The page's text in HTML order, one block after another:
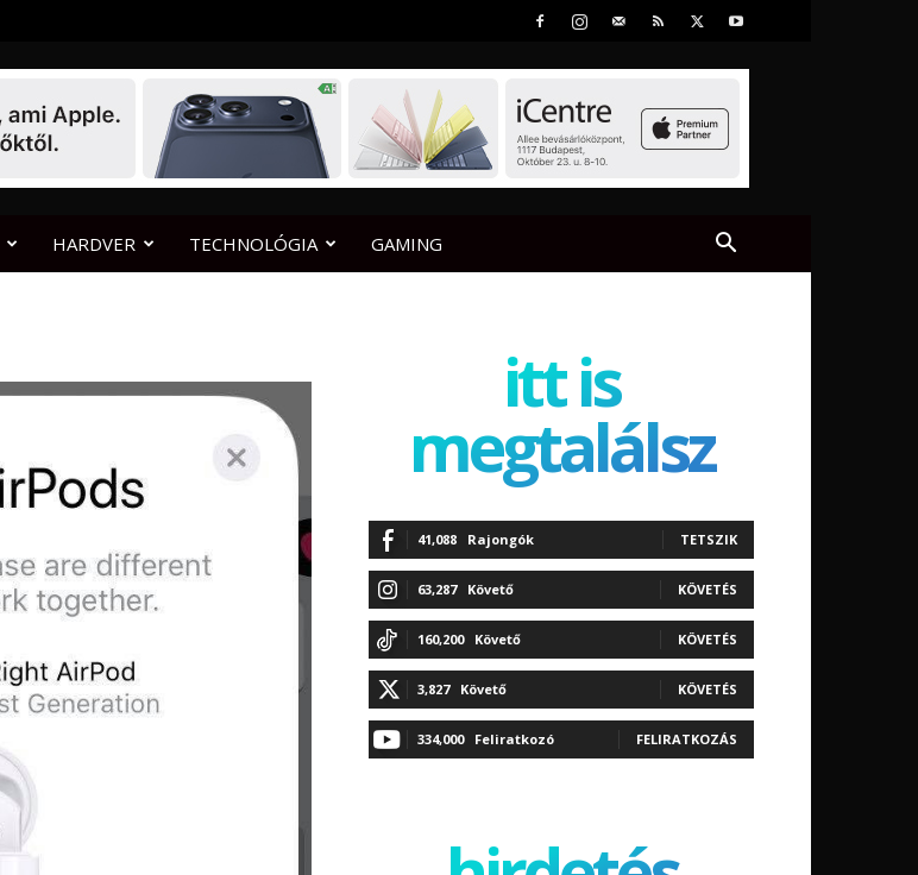
HARDVER TECHNOLÓGIA GAMING
itt is
megtalálsz
41,088 Rajongók TETSZIK
63,287 Követő KÖVETÉS
160,200 Követő KÖVETÉS
3,827 Követő KÖVETÉS
334,000 Feliratkozó FELIRATKOZÁS